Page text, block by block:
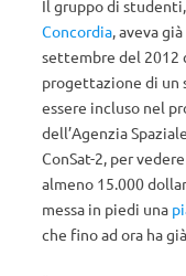
Il gruppo di
Concordia, aveva
settembre del 2012
progettazione di un
essere incluso nel
dell’Agenzia
ConSat-2, per
almeno 15.000
messa in piedi una
che fino ad ora ha